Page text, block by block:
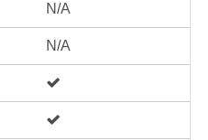
N/A
N/A